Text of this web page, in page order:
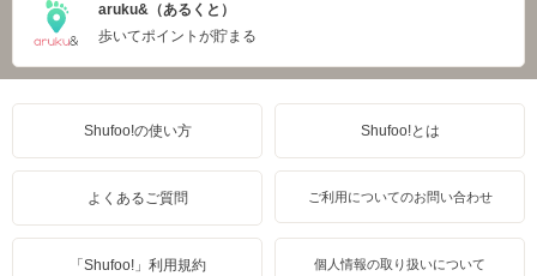
aruku&（あるくと）
歩いてポイントが貯まる
Shufoo!の使い方 Shufoo!とは
よくあるご質問 ご利用についてのお問い合わせ
「Shufoo!」利用規約 個人情報の取り扱いについて